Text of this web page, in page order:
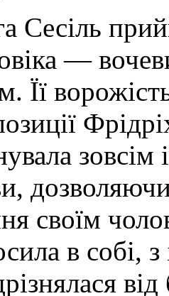
Сесіль
—
Її
своїм
в собі,